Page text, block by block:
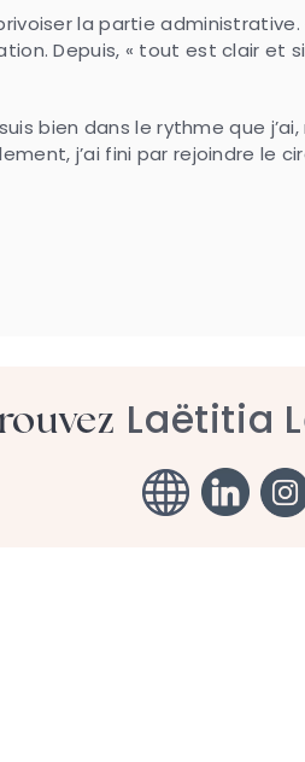
la partie administrative.
Depuis, « tout est clair et
bien dans le rythme que
j’ai fini par rejoindre le
Laëtitia